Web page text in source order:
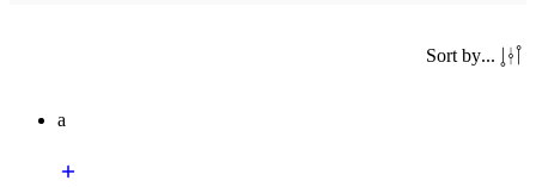
Sort by...
a